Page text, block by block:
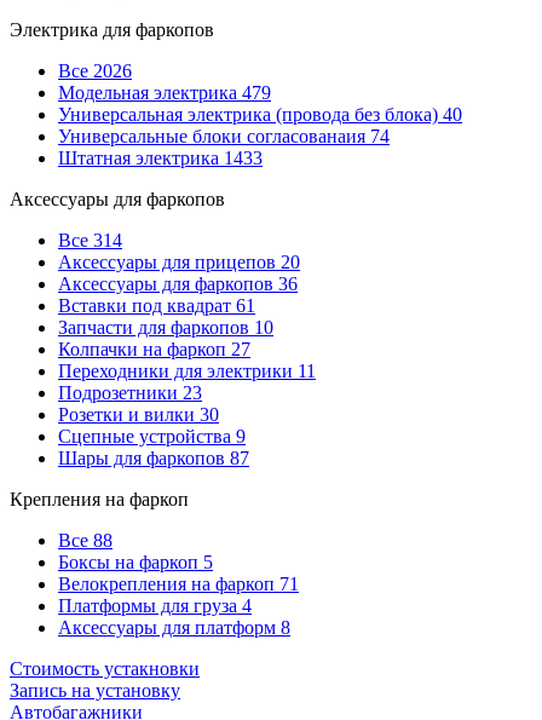
Электрика для фаркопов
Все 2026
Модельная электрика 479
Универсальная электрика (провода без блока) 40
Универсальные блоки согласованаия 74
Штатная электрика 1433
Аксессуары для фаркопов
Все 314
Аксессуары для прицепов 20
Аксессуары для фаркопов 36
Вставки под квадрат 61
Запчасти для фаркопов 10
Колпачки на фаркоп 27
Переходники для электрики 11
Подрозетники 23
Розетки и вилки 30
Сцепные устройства 9
Шары для фаркопов 87
Крепления на фаркоп
Все 88
Боксы на фаркоп 5
Велокрепления на фаркоп 71
Платформы для груза 4
Аксессуары для платформ 8
Стоимость устакновки
Запись на установку
Автобагажники